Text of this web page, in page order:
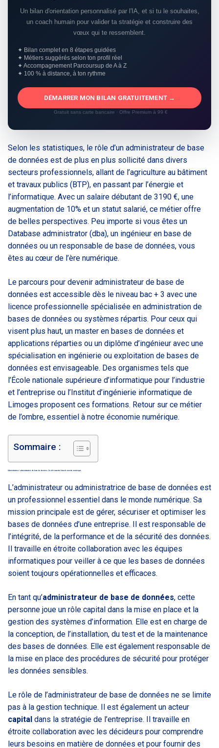
Un bilan d'orientation personnalisé par l'IA, et si tu le souhaites,
un coach humain pour valider ta stratégie et construire des
vœux qui te ressemblent.
✦ Bilan complet en 8 étapes guidées
✦ Métiers suggérés selon ton profil réel
✦ Accompagnement Parcoursup de A à Z
✦ 100 % à distance, à ton rythme
DÉMARRER MON BILAN GRATUITEMENT →
Gratuit sans carte bancaire · Offre Premium à 99 €
Selon les statistiques, le rôle d’un administrateur de base
de données est de plus en plus sollicité dans divers
secteurs professionnels, allant de l’agriculture au bâtiment
et travaux publics (BTP), en passant par l’énergie et
l’informatique. Avec un salaire débutant de 3190 €, une
augmentation de 10% et un statut salarié, ce métier offre
de belles perspectives. Peu importe si vous êtes un
Database administrator (dba), un ingénieur en base de
données ou un responsable de base de données, vous
êtes au cœur de l’ère numérique.
Le parcours pour devenir administrateur de base de
données est accessible dès le niveau bac + 3 avec une
licence professionnelle spécialisée en administration de
bases de données ou systèmes répartis. Pour ceux qui
visent plus haut, un master en bases de données et
applications réparties ou un diplôme d’ingénieur avec une
spécialisation en ingénierie ou exploitation de bases de
données est envisageable. Des organismes tels que
l’École nationale supérieure d’informatique pour l’industrie
et l’entreprise ou l’Institut d’ingénierie informatique de
Limoges proposent ces formations. Retour sur ce métier
de l’ombre, essentiel à notre économie numérique.
Sommaire :
Administrateur / administratrice de base de données : Un rôle essentiel dans le monde numérique
L’administrateur ou administratrice de base de données est
un professionnel essentiel dans le monde numérique. Sa
mission principale est de gérer, sécuriser et optimiser les
bases de données d’une entreprise. Il est responsable de
l’intégrité, de la performance et de la sécurité des données.
Il travaille en étroite collaboration avec les équipes
informatiques pour veiller à ce que les bases de données
soient toujours opérationnelles et efficaces.
En tant qu’administrateur de base de données, cette
personne joue un rôle capital dans la mise en place et la
gestion des systèmes d’information. Elle est en charge de
la conception, de l’installation, du test et de la maintenance
des bases de données. Elle est également responsable de
la mise en place des procédures de sécurité pour protéger
les données sensibles.
Le rôle de l’administrateur de base de données ne se limite
pas à la gestion technique. Il est également un acteur
capital dans la stratégie de l’entreprise. Il travaille en
étroite collaboration avec les décideurs pour comprendre
leurs besoins en matière de données et pour fournir des